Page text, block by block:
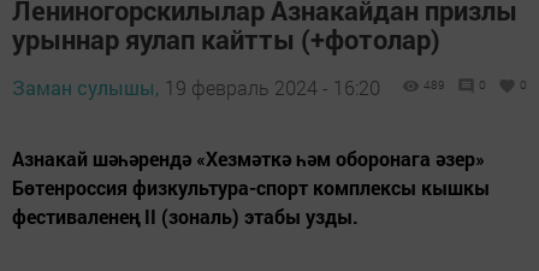
Лениногорскилылар Азнакайдан призлы
урыннар яулап кайтты (+фотолар)
Заман сулышы, 19 февраль 2024 - 16:20 489 0 0
Азнакай шәһәрендә «Хезмәткә һәм оборонага әзер»
Бөтенроссия физкультура-спорт комплексы кышкы
фестиваленең II (зональ) этабы узды.